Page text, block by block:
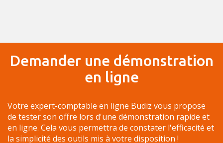
Demander une démonstration
en ligne
Votre expert-comptable en ligne Budiz vous propose
de tester son offre lors d'une démonstration rapide et
en ligne. Cela vous permettra de constater l'efficacité et
la simplicité des outils mis à votre disposition !